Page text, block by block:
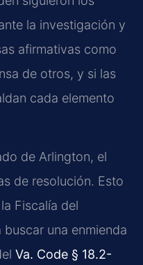
la investigación y
afirmativas como
de otros, y si las
cada elemento
de Arlington, el
de resolución. Esto
Fiscalía del
una enmienda
Va. Code § 18.2-